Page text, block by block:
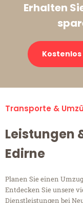
Erhalten
Transporte &
Leistungen
Edirne
Planen Sie einen
Entdecken Sie unsere
Dienstleistungen bei